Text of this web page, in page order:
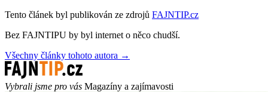
Tento článek byl publikován ze zdrojů FAJNTIP.cz
Bez FAJNTIPU by byl internet o něco chudší.
Všechny články tohoto autora →
Vybrali jsme pro vás Magazíny a zajímavosti